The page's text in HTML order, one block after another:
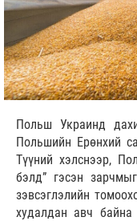
Польш Украинд
Польшийн Ерөнхий
Түүний хэлснээр,
бэлд” гэсэн
зэвсэглэлийн
худалдан авч